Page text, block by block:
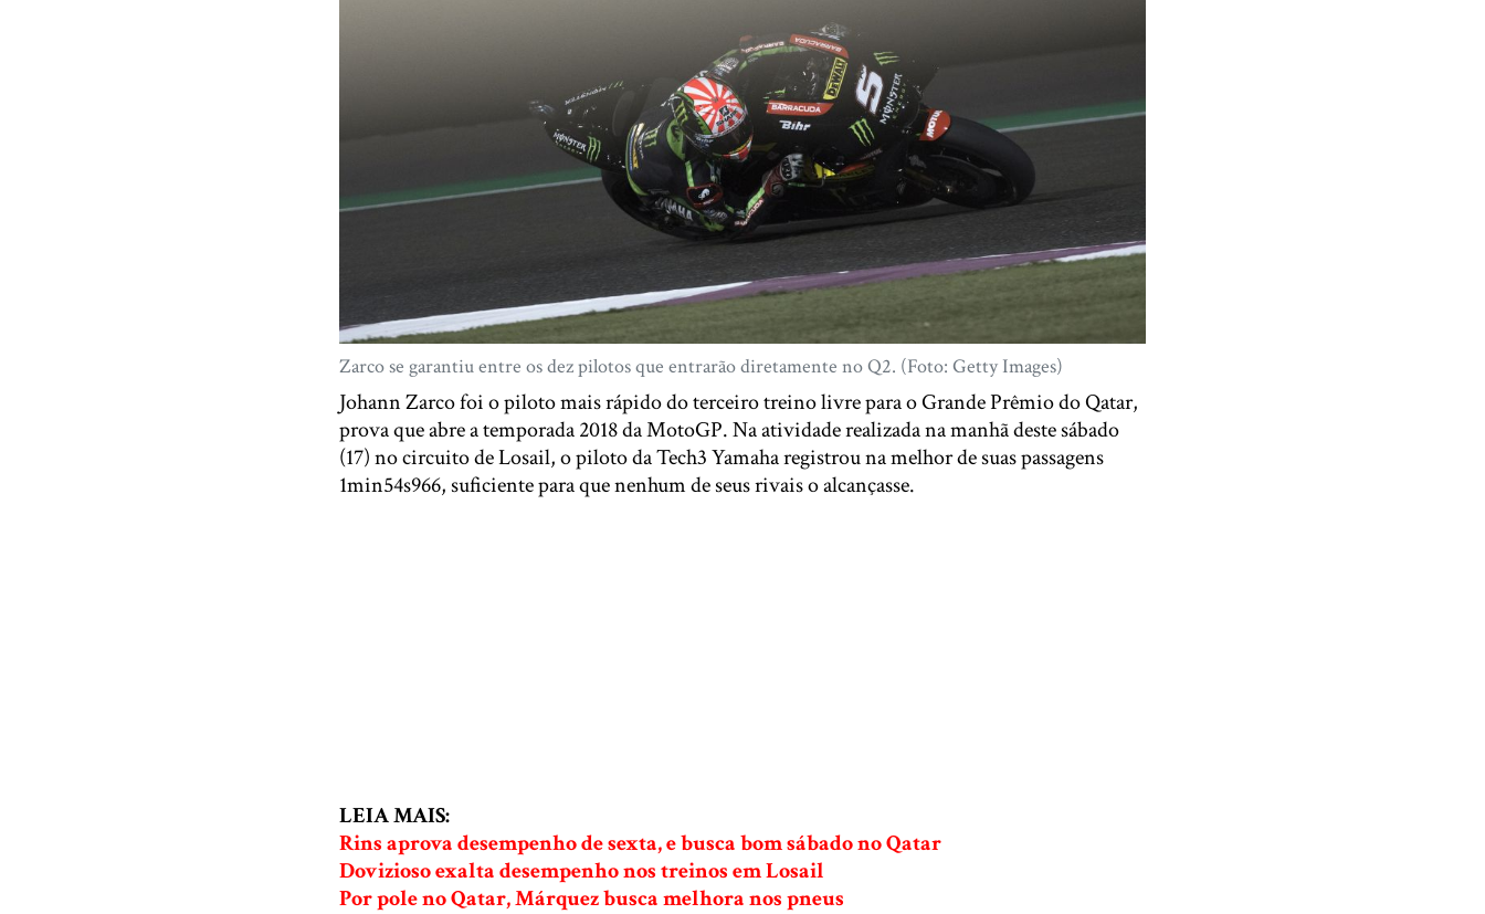
Zarco se garantiu entre os dez pilotos que entrarão diretamente no Q2. (Foto: Getty Images)
Johann Zarco foi o piloto mais rápido do terceiro treino livre para o Grande Prêmio do Qatar,
prova que abre a temporada 2018 da MotoGP. Na atividade realizada na manhã deste sábado
(17) no circuito de Losail, o piloto da Tech3 Yamaha registrou na melhor de suas passagens
1min54s966, suficiente para que nenhum de seus rivais o alcançasse.
LEIA MAIS:
Rins aprova desempenho de sexta, e busca bom sábado no Qatar
Dovizioso exalta desempenho nos treinos em Losail
Por pole no Qatar, Márquez busca melhora nos pneus